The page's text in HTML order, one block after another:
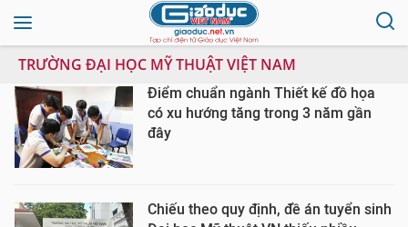
TRƯỜNG ĐẠI HỌC MỸ THUẬT VIỆT NAM
Điểm chuẩn ngành Thiết kế đồ họa
có xu hướng tăng trong 3 năm gần
đây
Chiếu theo quy định, đề án tuyển sinh